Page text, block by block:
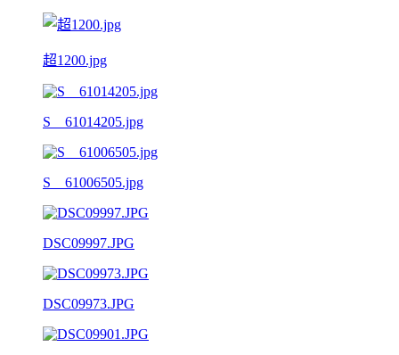
超1200.jpg
S__61014205.jpg
S__61006505.jpg
DSC09997.JPG
DSC09973.JPG